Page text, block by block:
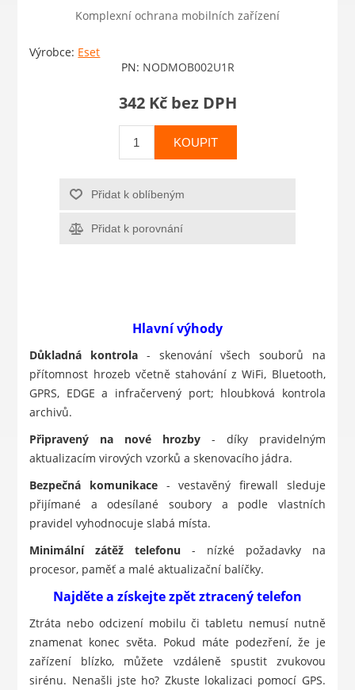
Komplexní ochrana mobilních zařízení
Výrobce: Eset
PN: NODMOB002U1R
342 Kč bez DPH
KOUPIT
Přidat k oblíbeným
Přidat k porovnání
Hlavní výhody
Důkladná kontrola - skenování všech souborů na
přítomnost hrozeb včetně stahování z WiFi, Bluetooth,
GPRS, EDGE a infračervený port; hloubková kontrola
archivů.
Připravený na nové hrozby - díky pravidelným
aktualizacím virových vzorků a skenovacího jádra.
Bezpečná komunikace - vestavěný firewall sleduje
přijímané a odesílané soubory a podle vlastních
pravidel vyhodnocuje slabá místa.
Minimální zátěž telefonu - nízké požadavky na
procesor, paměť a malé aktualizační balíčky.
Najděte a získejte zpět ztracený telefon
Ztráta nebo odcizení mobilu či tabletu nemusí nutně
znamenat konec světa. Pokud máte podezření, že je
zařízení blízko, můžete vzdáleně spustit zvukovou
sirénu. Nenašli jste ho? Zkuste lokalizaci pomocí GPS.